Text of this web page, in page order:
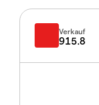
Verkauf
915.8